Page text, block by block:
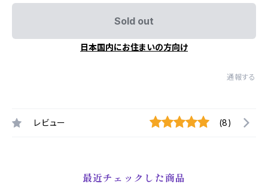
Sold out
日本国内にお住まいの方向け
通報する
レビュー (8)
最近チェックした商品